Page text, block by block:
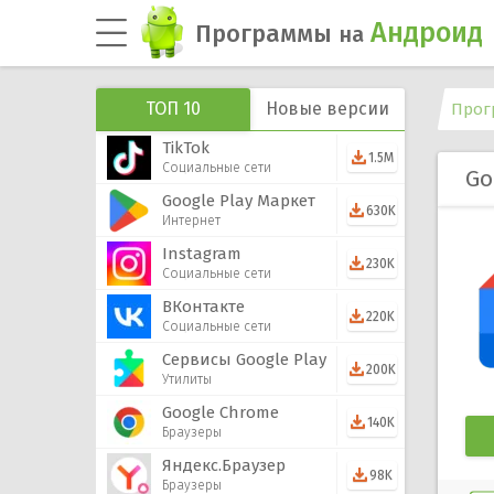
Программы на Андроид
ТОП 10 Новые версии
TikTok
Социальные сети
1.5M
Google Play Маркет
Интернет
630K
Instagram
Социальные сети
230K
ВКонтакте
Социальные сети
220K
Сервисы Google Play
Утилиты
200K
Google Chrome
Браузеры
140K
Яндекс.Браузер
Браузеры
98K